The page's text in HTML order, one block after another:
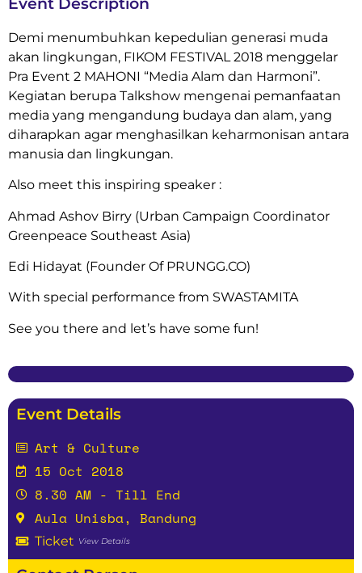
Demi menumbuhkan kepedulian generasi muda
akan lingkungan, FIKOM FESTIVAL 2018 menggelar
Pra Event 2 MAHONI “Media Alam dan Harmoni”.
Kegiatan berupa Talkshow mengenai pemanfaatan
media yang mengandung budaya dan alam, yang
diharapkan agar menghasilkan keharmonisan antara
manusia dan lingkungan.
Also meet this inspiring speaker :
Ahmad Ashov Birry (Urban Campaign Coordinator
Greenpeace Southeast Asia)
Edi Hidayat (Founder Of PRUNGG.CO)
With special performance from SWASTAMITA
See you there and let’s have some fun!
Event Details
Art & Culture
15 Oct 2018
8.30 AM - Till End
Aula Unisba, Bandung
Ticket View Details